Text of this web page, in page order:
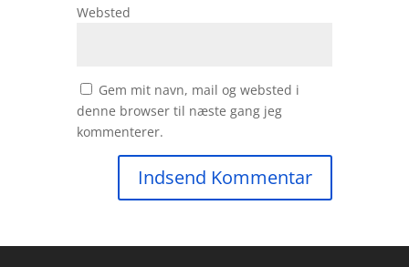
Websted
Gem mit navn, mail og websted i
denne browser til næste gang jeg
kommenterer.